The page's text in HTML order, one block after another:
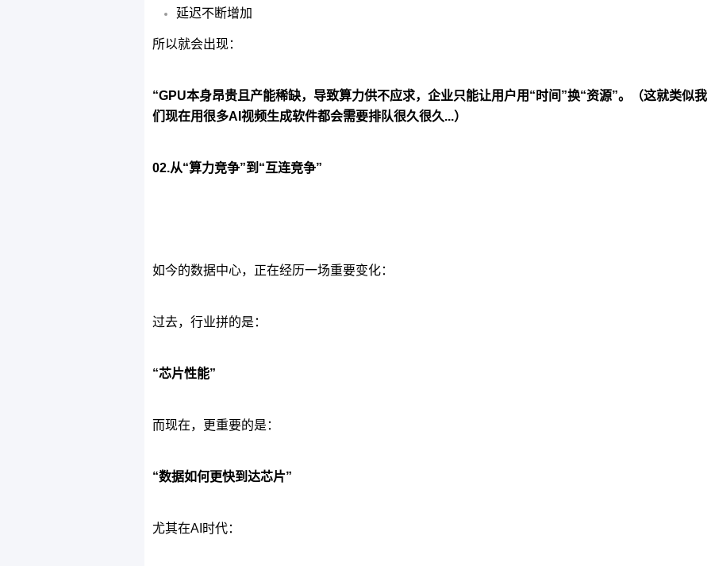
延迟不断增加
所以就会出现：
“GPU本身昂贵且产能稀缺，导致算力供不应求，企业只能让用户用“时间”换“资源”。（这就类似我
们现在用很多AI视频生成软件都会需要排队很久很久...）
02.从“算力竞争”到“互连竞争”
如今的数据中心，正在经历一场重要变化：
过去，行业拼的是：
“芯片性能”
而现在，更重要的是：
“数据如何更快到达芯片”
尤其在AI时代：